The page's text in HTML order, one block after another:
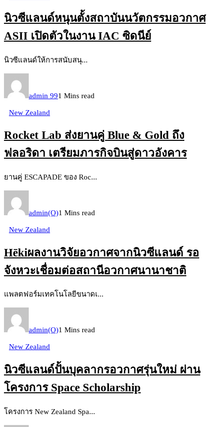
นิวซีแลนด์หนุนตั้งสถาบันนวัตกรรมอวกาศ
ASII เปิดตัวในงาน IAC ซิดนีย์
นิวซีแลนด์ให้การสนับสนุ...
admin 991 Mins read
New Zealand
Rocket Lab ส่งยานคู่ Blue & Gold ถึง
ฟลอริดา เตรียมภารกิจบินสู่ดาวอังคาร
ยานคู่ ESCAPADE ของ Roc...
admin(O)1 Mins read
New Zealand
Hēkiผลงานวิจัยอวกาศจากนิวซีแลนด์ รอ
จังหวะเชื่อมต่อสถานีอวกาศนานาชาติ
แพลตฟอร์มเทคโนโลยีขนาดเ...
admin(O)1 Mins read
New Zealand
นิวซีแลนด์ปั้นบุคลากรอวกาศรุ่นใหม่ ผ่าน
โครงการ Space Scholarship
โครงการ New Zealand Spa...